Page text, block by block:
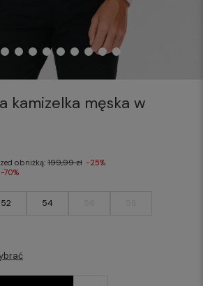
kamizelka męska w
52 54
obniżką: 199,99 zł -25%
-70%